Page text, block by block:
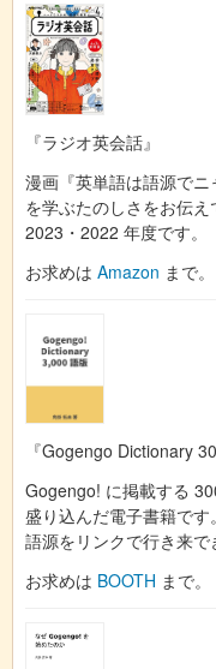
『ラジオ英会話』
漫画『英単語は語源で
を学ぶたのしさをお伝
2023・2022 年度です。
お求めは Amazon まで。
『Gogengo Dictionary
Gogengo! に掲載する
盛り込んだ電子書籍で
語源をリンクで行き来で
お求めは BOOTH まで。